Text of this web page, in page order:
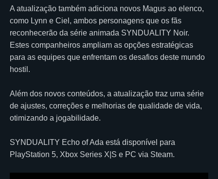
A atualização também adiciona novos Magus ao elenco,
como Lynn e Ciel, ambos personagens que os fãs
reconhecerão da série animada SYNDUALITY Noir.
Estes companheiros ampliam as opções estratégicas
para as equipes que enfrentam os desafios deste mundo
hostil.
Além dos novos conteúdos, a atualização traz uma série
de ajustes, correções e melhorias de qualidade de vida,
otimizando a jogabilidade.
SYNDUALITY Echo of Ada está disponível para
PlayStation 5, Xbox Series X|S e PC via Steam.